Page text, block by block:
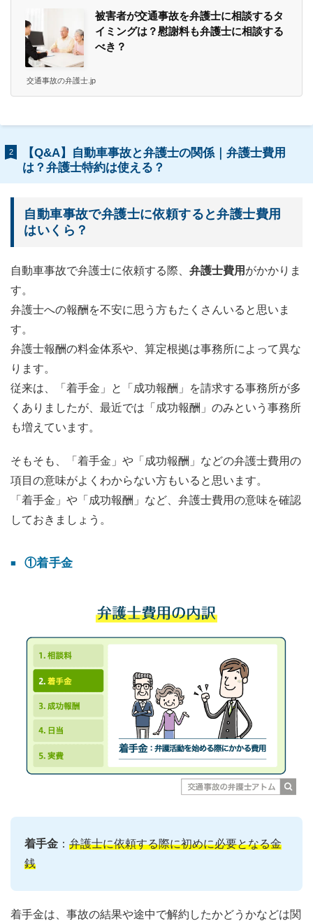
被害者が交通事故を弁護士に相談するタ
イミングは？慰謝料も弁護士に相談する
べき？
交通事故の弁護士.jp
2
【Q&A】自動車事故と弁護士の関係｜弁護士費用
は？弁護士特約は使える？
自動車事故で弁護士に依頼すると弁護士費用
はいくら？
自動車事故で弁護士に依頼する際、 弁護士費用 がかかりま
す。
弁護士への報酬を不安に思う方もたくさんいると思いま
す。
弁護士報酬の料金体系や、算定根拠は事務所によって異な
ります。
従来は、「着手金」と「成功報酬」を請求する事務所が多
くありましたが、最近では「成功報酬」のみという事務所
も増えています。
そもそも、「着手金」や「成功報酬」などの弁護士費用の
項目の意味がよくわからない方もいると思います。
「着手金」や「成功報酬」など、弁護士費用の意味を確認
しておきましょう。
①着手金
着手金 ： 弁護士に依頼する際に初めに必要となる金
銭
着手金は、事故の結果や途中で解約したかどうかなどは関